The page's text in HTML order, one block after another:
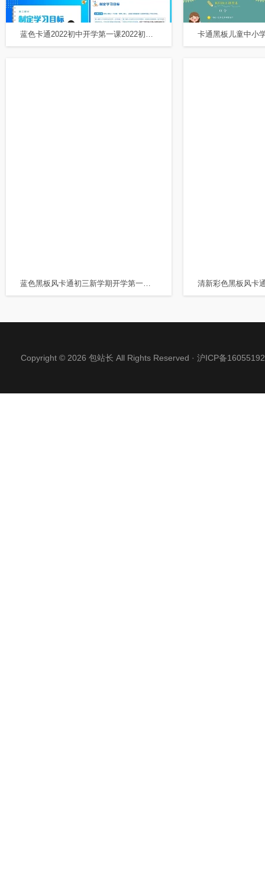
蓝色卡通2022初中开学第一课2022初中开学收心课PPT
蓝色黑板风卡通初三新学期开学第一课主题班会PPT开学季
Copyright © 2026 包站长 All Rights Reserved · 沪ICP备